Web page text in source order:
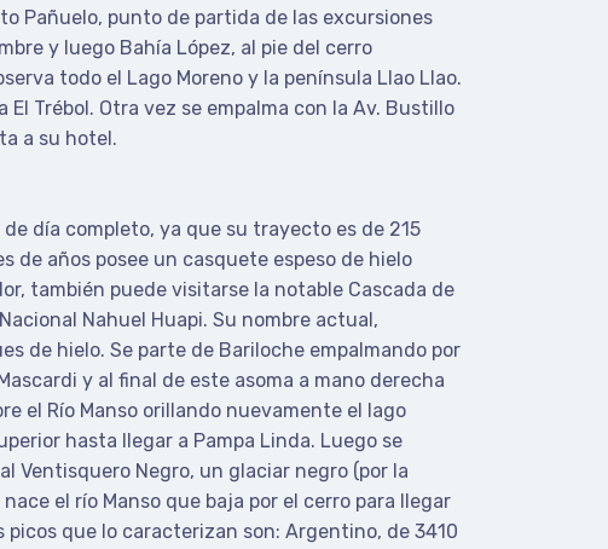
Pañuelo, punto de partida de las excursiones
y luego Bahía López, al pie del cerro
todo el Lago Moreno y la península Llao Llao.
Trébol. Otra vez se empalma con la Av. Bustillo
a su hotel.
de día completo, ya que su trayecto es de 215
de años posee un casquete espeso de hielo
también puede visitarse la notable Cascada de
Nahuel Huapi. Su nombre actual,
de hielo. Se parte de Bariloche empalmando por
y al final de este asoma a mano derecha
el Río Manso orillando nuevamente el lago
hasta llegar a Pampa Linda. Luego se
Ventisquero Negro, un glaciar negro (por la
el río Manso que baja por el cerro para llegar
que lo caracterizan son: Argentino, de 3410